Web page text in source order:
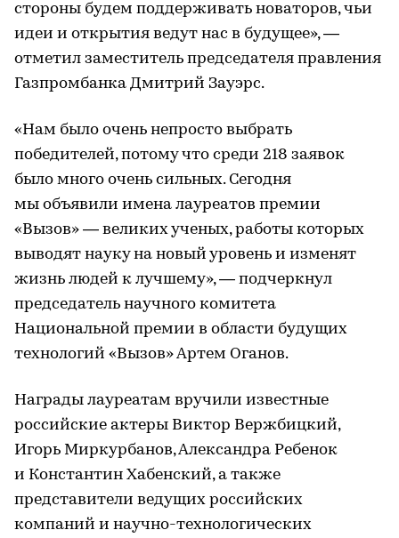
стороны будем поддерживать новаторов, чьи
идеи и открытия ведут нас в будущее», —
отметил заместитель председателя правления
Газпромбанка Дмитрий Зауэрс.
«Нам было очень непросто выбрать
победителей, потому что среди 218 заявок
было много очень сильных. Сегодня
мы объявили имена лауреатов премии
«Вызов» — великих ученых, работы которых
выводят науку на новый уровень и изменят
жизнь людей к лучшему», — подчеркнул
председатель научного комитета
Национальной премии в области будущих
технологий «Вызов» Артем Оганов.
Награды лауреатам вручили известные
российские актеры Виктор Вержбицкий,
Игорь Миркурбанов, Александра Ребенок
и Константин Хабенский, а также
представители ведущих российских
компаний и научно-технологических